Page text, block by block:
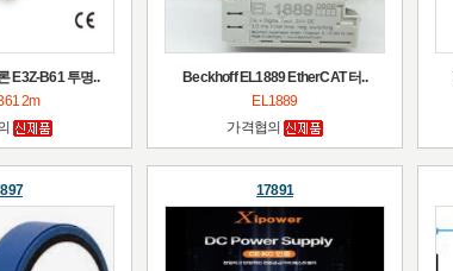
E3Z-B61 투명..
2m
Beckhoff EL1889 EtherCAT 터..
EL1889
가격협의
17891